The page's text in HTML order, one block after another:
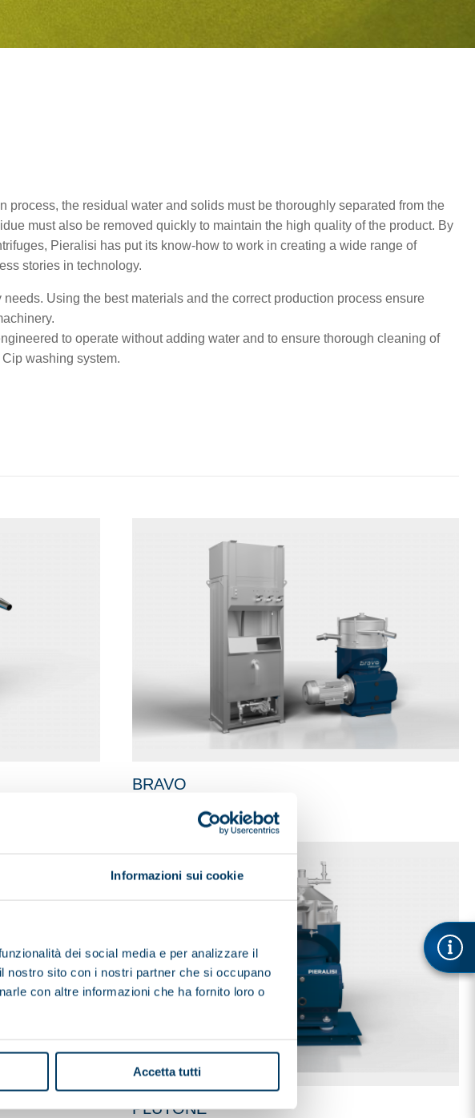
Informazioni sui cookie
dei social media e per analizzare il
nostro sito con i nostri partner che si occupano
con altre informazioni che ha fornito loro o
Accetta tutti
process, the residual water and solids must be thoroughly separated from the
must also be removed quickly to maintain the high quality of the product. By
Pieralisi has put its know-how to work in creating a wide range of
stories in technology.
Using the best materials and the correct production process ensure
to operate without adding water and to ensure thorough cleaning of
washing system.
BRAVO
PLUTONE